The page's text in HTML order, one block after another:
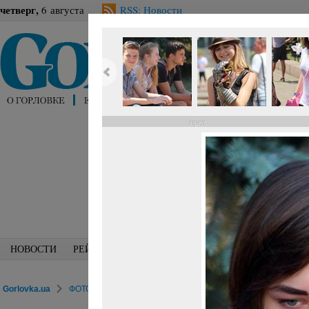
четверг, 6 августа RSS: Новости
НОВОСТИ РЕЙТИНГИ СПЕЦИАЛИСТЫ
Gorlovka.ua ФОТОРЕПОРТАЖИ
пред.